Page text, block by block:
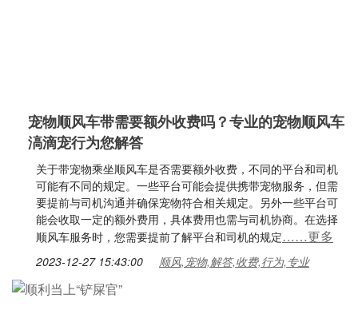
宠物顺风车带需要额外收费吗？专业的宠物顺风车
滈滴宠行为您解答
关于带宠物乘坐顺风车是否需要额外收费，不同的平台和司机
可能有不同的规定。一些平台可能会提供携带宠物服务，但需
要提前与司机沟通并确保宠物符合相关规定。另外一些平台可
能会收取一定的额外费用，具体费用也需与司机协商。在选择
顺风车服务时，您需要提前了解平台和司机的规定……更多
2023-12-27 15:43:00 顺风,宠物,解答,收费,行为,专业